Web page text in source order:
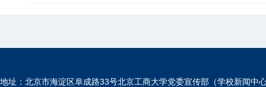
地址：北京市海淀区阜成路33号北京工商大学党委宣传部（学校新闻中